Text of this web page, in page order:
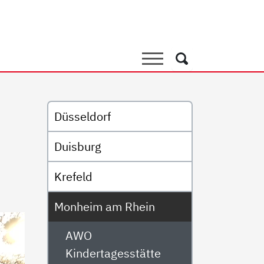
Suche
Suche
Untermenü
Düsseldorf
Duisburg
Krefeld
Monheim am Rhein
AWO
Kindertagesstätte